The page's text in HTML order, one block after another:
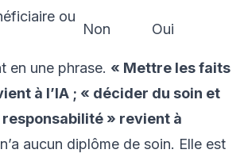
ou
Non Oui
en une phrase. « Mettre les faits
à l’IA ; « décider du soin et
responsabilité » revient à
n’a aucun diplôme de soin. Elle est